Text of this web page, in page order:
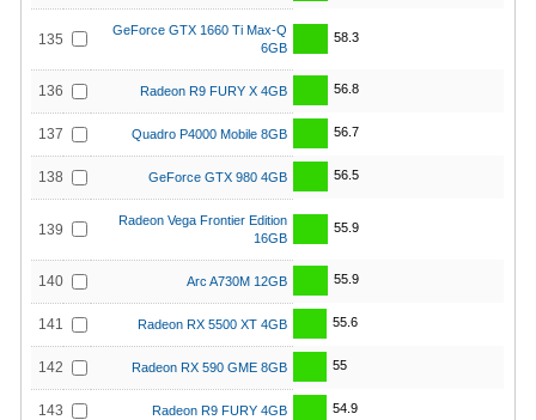
135
GeForce GTX 1660 Ti Max-Q
6GB
58.3
136 Radeon R9 FURY X 4GB 56.8
137 Quadro P4000 Mobile 8GB 56.7
138 GeForce GTX 980 4GB 56.5
139
Radeon Vega Frontier Edition
16GB
55.9
140 Arc A730M 12GB 55.9
141 Radeon RX 5500 XT 4GB 55.6
142 Radeon RX 590 GME 8GB 55
143 Radeon R9 FURY 4GB 54.9